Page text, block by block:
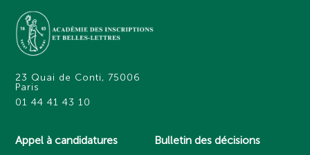
23 Quai de Conti, 75006
Paris
01 44 41 43 10
Appel à candidatures Bulletin des décisions